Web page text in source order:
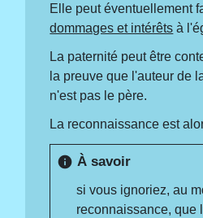
Elle peut éventuellement
dommages et intérêts à
La paternité peut être
la preuve que l'auteur de
n'est pas le père.
La reconnaissance est
info À savoir
si vous ignoriez, au
reconnaissance, que